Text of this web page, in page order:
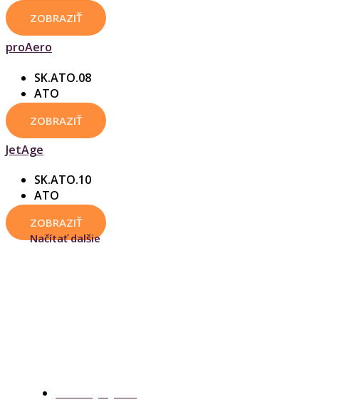
ZOBRAZIŤ
proAero
SK.ATO.08
ATO
ZOBRAZIŤ
JetAge
SK.ATO.10
ATO
ZOBRAZIŤ
Načítať dalšie